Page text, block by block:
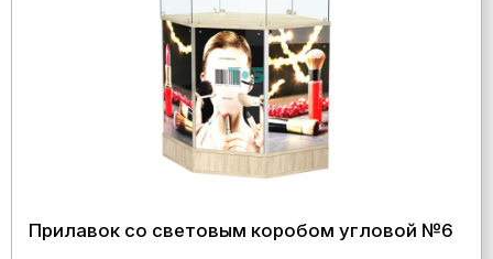
Прилавок со световым коробом угловой №6